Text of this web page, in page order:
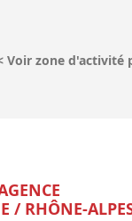
Voir zone d'activité
/ RHÔNE-